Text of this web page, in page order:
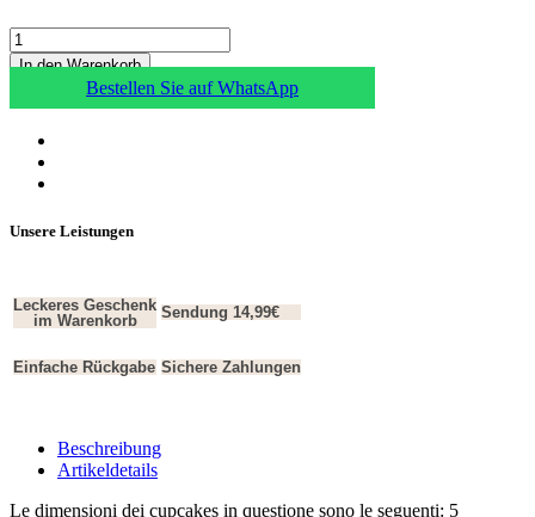
In den Warenkorb
Bestellen Sie auf WhatsApp
Unsere Leistungen
Leckeres Geschenk
im Warenkorb
Sendung 14,99€
Einfache Rückgabe Sichere Zahlungen
Beschreibung
Artikeldetails
Le dimensioni dei cupcakes in questione sono le seguenti: 5